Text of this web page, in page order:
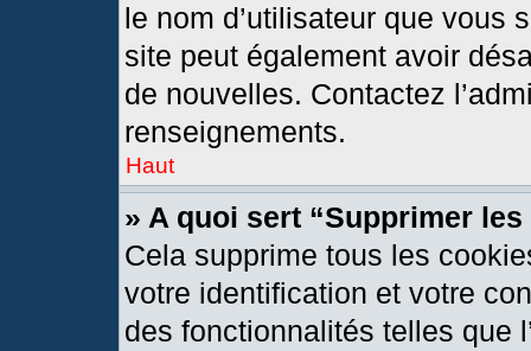
le nom d’utilisateur que vous
site peut également avoir
de nouvelles. Contactez
renseignements.
Haut
» A quoi sert “Supprimer
Cela supprime tous les
votre identification et votre
des fonctionnalités telles que